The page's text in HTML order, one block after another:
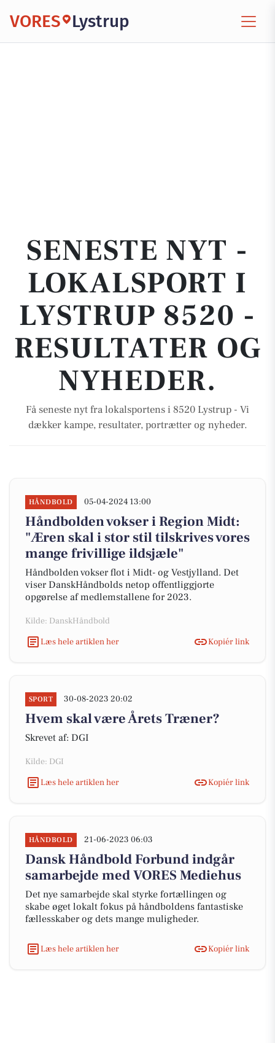
VORES Lystrup
SENESTE NYT -
LOKALSPORT I
LYSTRUP 8520 -
RESULTATER OG
NYHEDER.
Få seneste nyt fra lokalsportens i 8520 Lystrup - Vi
dækker kampe, resultater, portrætter og nyheder.
HÅNDBOLD 05-04-2024 13:00
Håndbolden vokser i Region Midt:
"Æren skal i stor stil tilskrives vores
mange frivillige ildsjæle"
Håndbolden vokser flot i Midt- og Vestjylland. Det
viser DanskHåndbolds netop offentliggjorte
opgørelse af medlemstallene for 2023.
Kilde: DanskHåndbold
Læs hele artiklen her
Kopiér link
SPORT 30-08-2023 20:02
Hvem skal være Årets Træner?
Skrevet af: DGI
Kilde: DGI
Læs hele artiklen her
Kopiér link
HÅNDBOLD 21-06-2023 06:03
Dansk Håndbold Forbund indgår
samarbejde med VORES Mediehus
Det nye samarbejde skal styrke fortællingen og
skabe øget lokalt fokus på håndboldens fantastiske
fællesskaber og dets mange muligheder.
Læs hele artiklen her Kopiér link